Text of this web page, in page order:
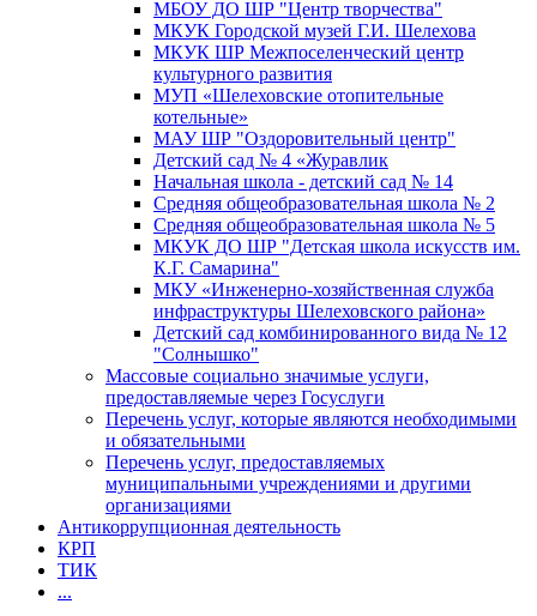
МБОУ ДО ШР "Центр творчества"
МКУК Городской музей Г.И. Шелехова
МКУК ШР Межпоселенческий центр
культурного развития
МУП «Шелеховские отопительные
котельные»
МАУ ШР "Оздоровительный центр"
Детский сад № 4 «Журавлик
Начальная школа - детский сад № 14
Средняя общеобразовательная школа № 2
Средняя общеобразовательная школа № 5
МКУК ДО ШР "Детская школа искусств им.
К.Г. Самарина"
МКУ «Инженерно-хозяйственная служба
инфраструктуры Шелеховского района»
Детский сад комбинированного вида № 12
"Солнышко"
Массовые социально значимые услуги,
предоставляемые через Госуслуги
Перечень услуг, которые являются необходимыми
и обязательными
Перечень услуг, предоставляемых
муниципальными учреждениями и другими
организациями
Антикоррупционная деятельность
КРП
ТИК
...